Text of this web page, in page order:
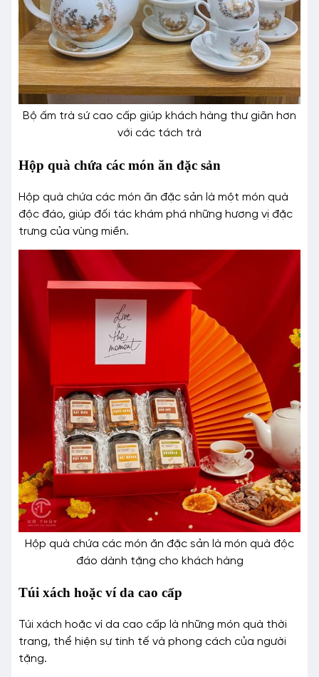
Bộ ấm trà sứ cao cấp giúp khách hàng thư giãn hơn
với các tách trà
Hộp quà chứa các món ăn đặc sản
Hộp quà chứa các món ăn đặc sản là một món quà
độc đáo, giúp đối tác khám phá những hương vị đặc
trưng của vùng miền.
Hộp quà chứa các món ăn đặc sản là món quà độc
đáo dành tặng cho khách hàng
Túi xách hoặc ví da cao cấp
Túi xách hoặc ví da cao cấp là những món quà thời
trang, thể hiện sự tinh tế và phong cách của người
tặng.